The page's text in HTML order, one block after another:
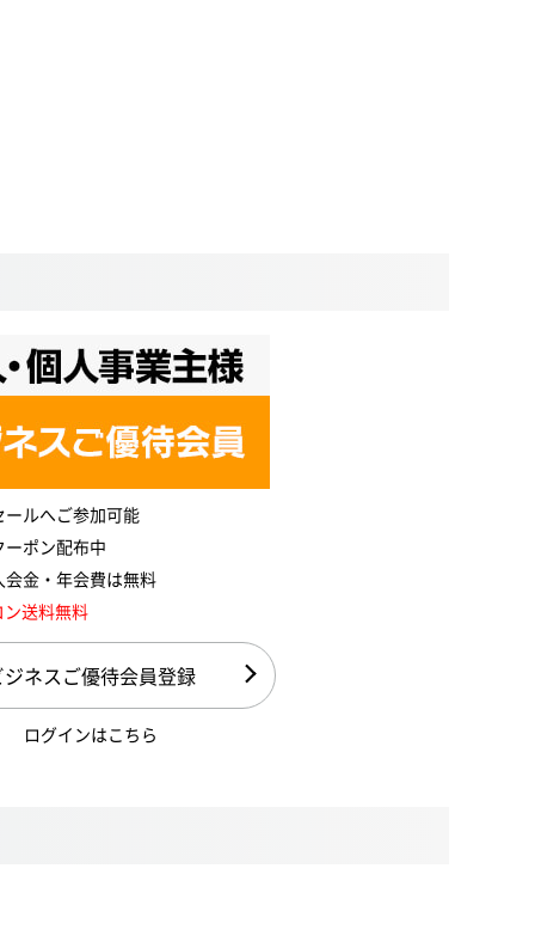
ールへご参加可能
ポン配布中
会金・年会費は無料
ン送料無料
ネスご優待会員登録
ログインはこちら